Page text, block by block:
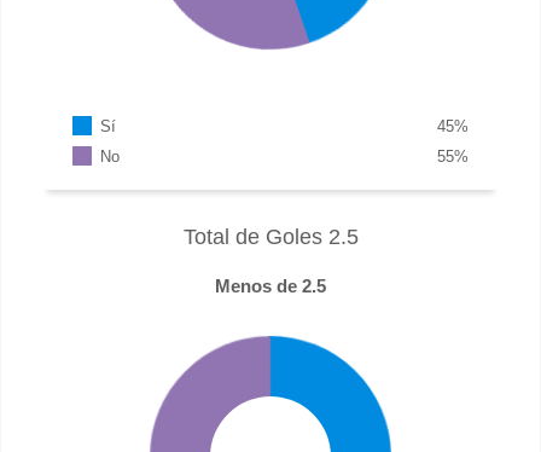
Sí %
45
No
%
55
Total de Goles 2.5
Menos de 2.5